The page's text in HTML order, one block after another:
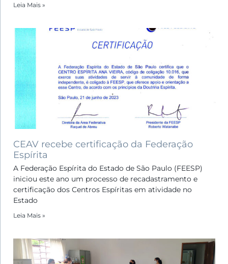
Leia Mais »
CEAV recebe certificação da Federação
Espírita
A Federação Espírita do Estado de São Paulo (FEESP)
iniciou este ano um processo de recadastramento e
certificação dos Centros Espíritas em atividade no
Estado
Leia Mais »